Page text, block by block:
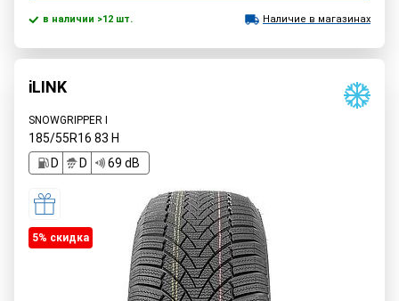
в наличии >12 шт. Наличие в магазинах
iLINK
SNOWGRIPPER I
185/55R16 83 H
D
D 69 dB
5% cкидка